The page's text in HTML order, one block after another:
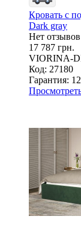
Кровать с
Dark gray
Нет отзывов
17 787 грн.
VIORINA-
Код: 27180
Гарантия: